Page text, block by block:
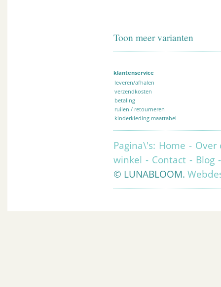
Toon meer varianten
klantenservice
leveren/afhalen
verzendkosten
betaling
ruilen / retourneren
kinderkleding maattabel
Pagina\'s: Home - Over
winkel - Contact - Blog
© LUNABLOOM.